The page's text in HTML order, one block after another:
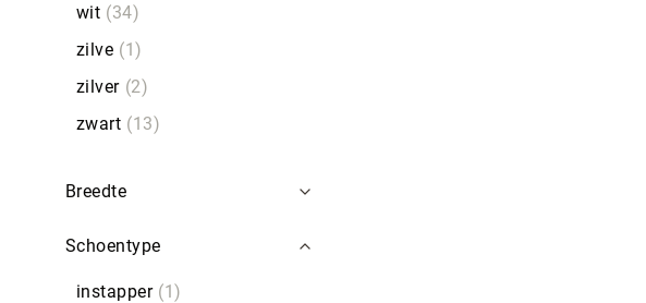
wit
34
zilve
1
zilver 2
zwart
13
Breedte
Schoentype
instapper
1